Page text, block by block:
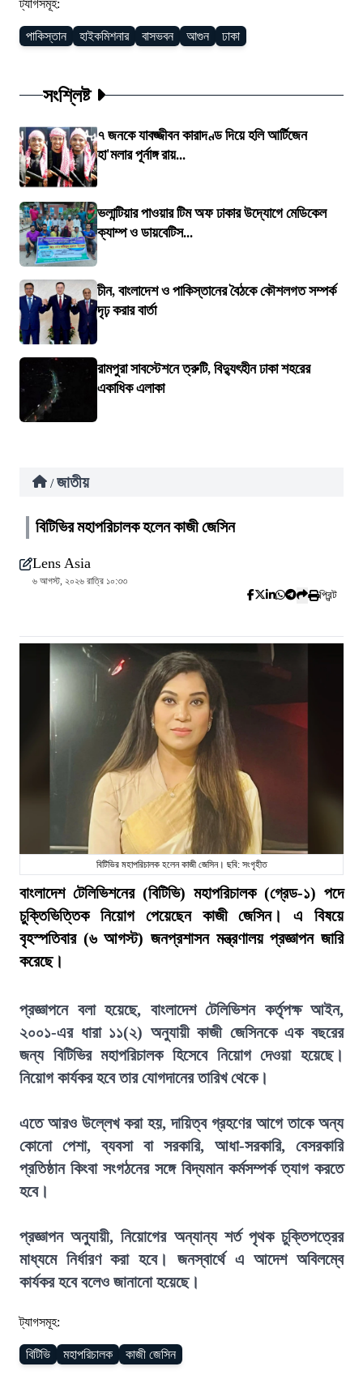
ট্যাগসমূহ:
পাকিস্তান হাইকমিশনার বাসভবন আগুন ঢাকা
সংশ্লিষ্ট
৭ জনকে যাবজ্জীবন কারাদণ্ড দিয়ে হলি আর্টিজেন
হা'মলার পূর্নাঙ্গ রায়...
ভলান্টিয়ার পাওয়ার টিম অফ ঢাকার উদ্যোগে মেডিকেল
ক্যাম্প ও ডায়বেটিস...
চীন, বাংলাদেশ ও পাকিস্তানের বৈঠকে কৌশলগত সম্পর্ক
দৃঢ় করার বার্তা
রামপুরা সাবস্টেশনে ত্রুটি, বিদ্যুৎহীন ঢাকা শহরের
একাধিক এলাকা
/ জাতীয়
বিটিভির মহাপরিচালক হলেন কাজী জেসিন
Lens Asia
৬ আগস্ট, ২০২৬ রাত্রি ১০:৩৩
প্রিন্ট
বিটিভির মহাপরিচালক হলেন কাজী জেসিন। ছবি: সংগৃহীত
বাংলাদেশ টেলিভিশনের (বিটিভি) মহাপরিচালক (গ্রেড-১) পদে
চুক্তিভিত্তিক নিয়োগ পেয়েছেন কাজী জেসিন। এ বিষয়ে
বৃহস্পতিবার (৬ আগস্ট) জনপ্রশাসন মন্ত্রণালয় প্রজ্ঞাপন জারি
করেছে।
প্রজ্ঞাপনে বলা হয়েছে, বাংলাদেশ টেলিভিশন কর্তৃপক্ষ আইন,
২০০১-এর ধারা ১১(২) অনুযায়ী কাজী জেসিনকে এক বছরের
জন্য বিটিভির মহাপরিচালক হিসেবে নিয়োগ দেওয়া হয়েছে।
নিয়োগ কার্যকর হবে তার যোগদানের তারিখ থেকে।
এতে আরও উল্লেখ করা হয়, দায়িত্ব গ্রহণের আগে তাকে অন্য
কোনো পেশা, ব্যবসা বা সরকারি, আধা-সরকারি, বেসরকারি
প্রতিষ্ঠান কিংবা সংগঠনের সঙ্গে বিদ্যমান কর্মসম্পর্ক ত্যাগ করতে
হবে।
প্রজ্ঞাপন অনুযায়ী, নিয়োগের অন্যান্য শর্ত পৃথক চুক্তিপত্রের
মাধ্যমে নির্ধারণ করা হবে। জনস্বার্থে এ আদেশ অবিলম্বে
কার্যকর হবে বলেও জানানো হয়েছে।
ট্যাগসমূহ:
বিটিভি মহাপরিচালক কাজী জেসিন